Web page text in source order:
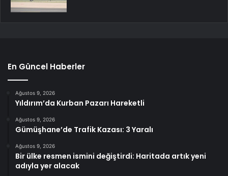
En Güncel Haberler
Ağustos 9, 2026
Yıldırım’da Kurban Pazarı Hareketli
Ağustos 9, 2026
Gümüşhane’de Trafik Kazası: 3 Yaralı
Ağustos 9, 2026
Bir ülke resmen ismini değiştirdi: Haritada artık yeni
adıyla yer alacak